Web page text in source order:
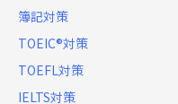
簿記対策
TOEIC®対策
TOEFL対策
IELTS対策